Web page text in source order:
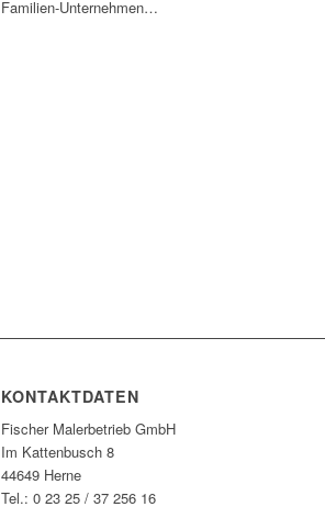
Familien-Unternehmen…
KONTAKTDATEN
Fischer Malerbetrieb GmbH
Im Kattenbusch 8
44649 Herne
Tel.: 0 23 25 / 37 256 16